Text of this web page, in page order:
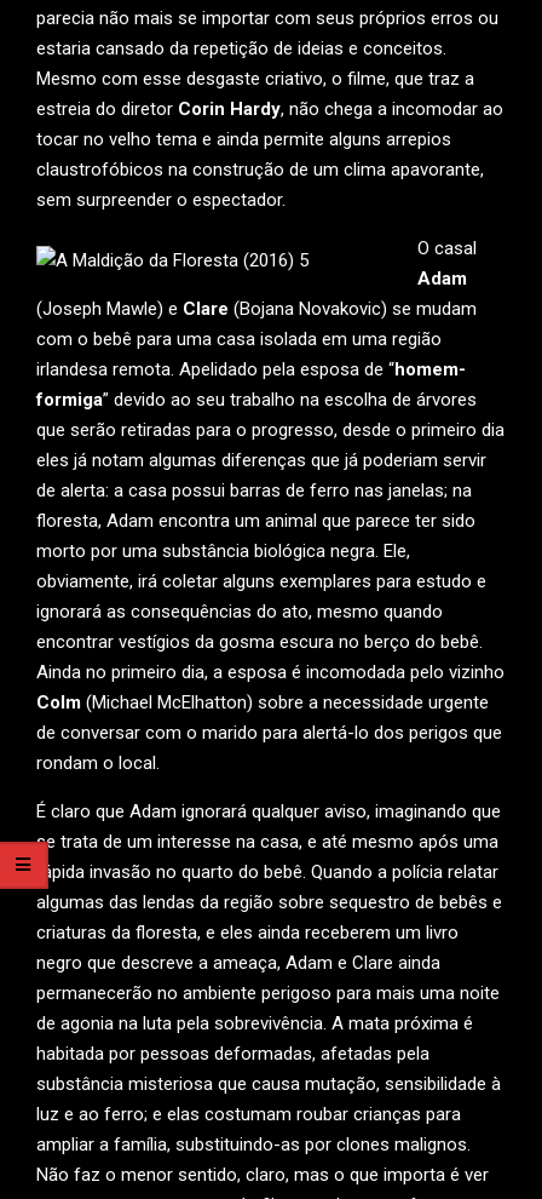
parecia não mais se importar com seus próprios erros ou
estaria cansado da repetição de ideias e conceitos.
Mesmo com esse desgaste criativo, o filme, que traz a
estreia do diretor Corin Hardy, não chega a incomodar ao
tocar no velho tema e ainda permite alguns arrepios
claustrofóbicos na construção de um clima apavorante,
sem surpreender o espectador.
O casal
Adam
(Joseph Mawle) e Clare (Bojana Novakovic) se mudam
com o bebê para uma casa isolada em uma região
irlandesa remota. Apelidado pela esposa de “homem-
formiga” devido ao seu trabalho na escolha de árvores
que serão retiradas para o progresso, desde o primeiro dia
eles já notam algumas diferenças que já poderiam servir
de alerta: a casa possui barras de ferro nas janelas; na
floresta, Adam encontra um animal que parece ter sido
morto por uma substância biológica negra. Ele,
obviamente, irá coletar alguns exemplares para estudo e
ignorará as consequências do ato, mesmo quando
encontrar vestígios da gosma escura no berço do bebê.
Ainda no primeiro dia, a esposa é incomodada pelo vizinho
Colm (Michael McElhatton) sobre a necessidade urgente
de conversar com o marido para alertá-lo dos perigos que
rondam o local.
É claro que Adam ignorará qualquer aviso, imaginando que
se trata de um interesse na casa, e até mesmo após uma
rápida invasão no quarto do bebê. Quando a polícia relatar
algumas das lendas da região sobre sequestro de bebês e
criaturas da floresta, e eles ainda receberem um livro
negro que descreve a ameaça, Adam e Clare ainda
permanecerão no ambiente perigoso para mais uma noite
de agonia na luta pela sobrevivência. A mata próxima é
habitada por pessoas deformadas, afetadas pela
substância misteriosa que causa mutação, sensibilidade à
luz e ao ferro; e elas costumam roubar crianças para
ampliar a família, substituindo-as por clones malignos.
Não faz o menor sentido, claro, mas o que importa é ver